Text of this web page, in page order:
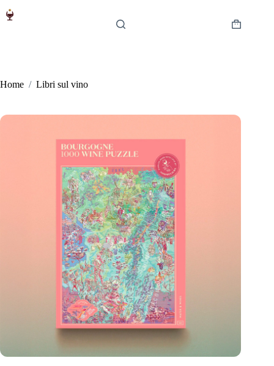
Carrello
Home / Libri sul vino